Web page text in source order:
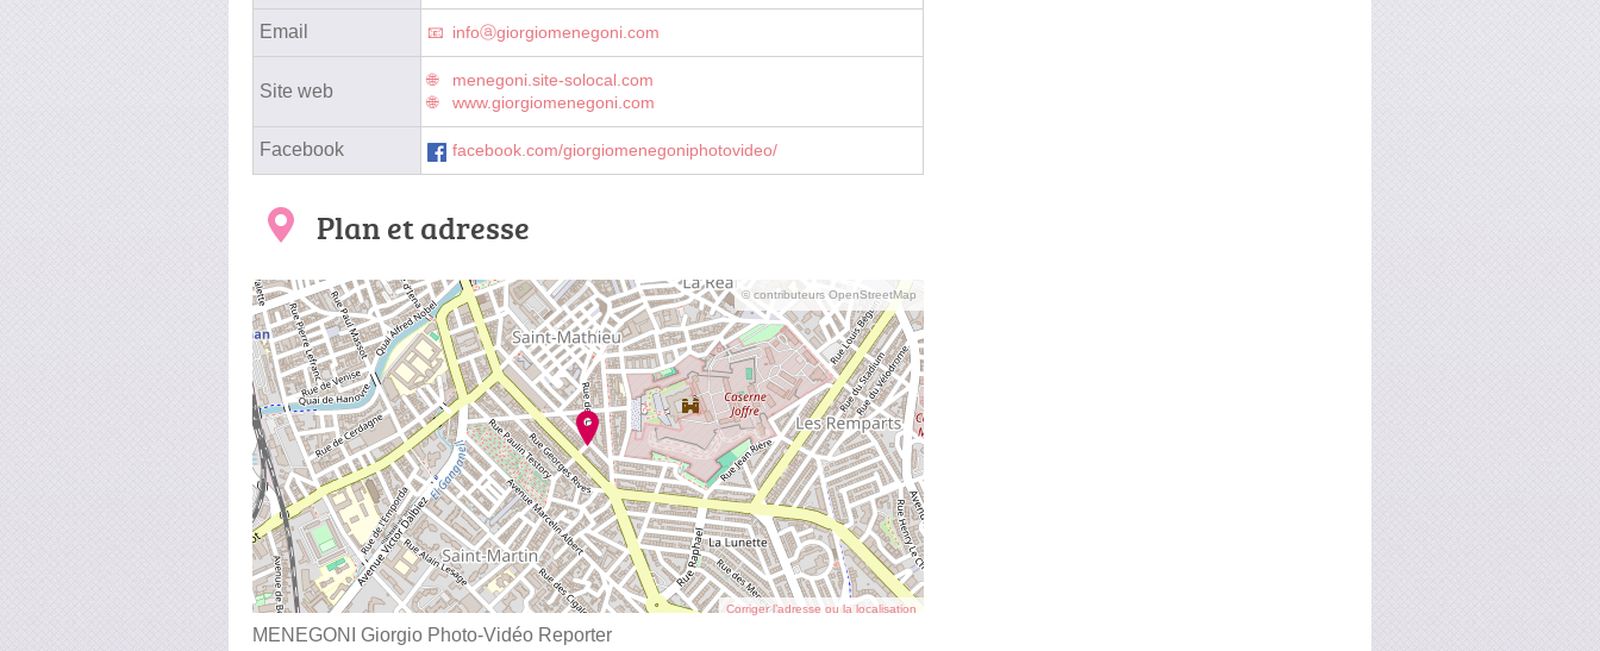
Email infoⓐgiorgiomenegoni.com
Site web
menegoni.site-solocal.com
www.giorgiomenegoni.com
Facebook facebook.com/giorgiomenegoniphotovideo/
Plan et adresse
© contributeurs OpenStreetMap
Corriger l’adresse ou la localisation
MENEGONI Giorgio Photo-Vidéo Reporter